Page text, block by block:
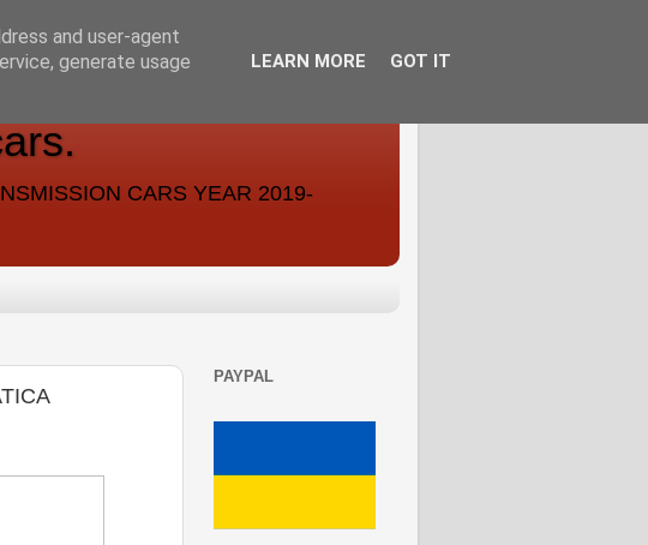
CARS YEAR 2019-
PAYPAL
and user-agent
generate usage
LEARN MORE GOT IT